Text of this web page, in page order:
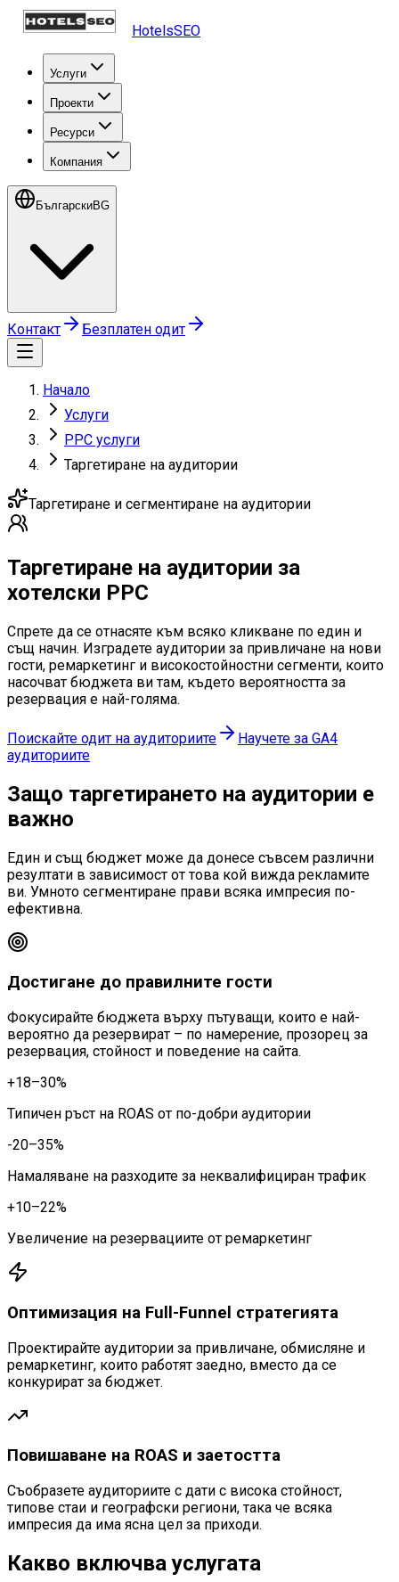
HotelsSEO
Услуги
Проекти
Ресурси
Компания
БългарскиBG
Контакт Безплатен одит
Начало
Услуги
PPC услуги
Таргетиране на аудитории
Таргетиране и сегментиране на аудитории
Таргетиране на аудитории за
хотелски PPC
Спрете да се отнасяте към всяко кликване по един и
същ начин. Изградете аудитории за привличане на нови
гости, ремаркетинг и високостойностни сегменти, които
насочват бюджета ви там, където вероятността за
резервация е най-голяма.
Поискайте одит на аудиториите
Научете за GA4
аудиториите
Защо таргетирането на аудитории е
важно
Един и същ бюджет може да донесе съвсем различни
резултати в зависимост от това кой вижда рекламите
ви. Умното сегментиране прави всяка импресия по-
ефективна.
Достигане до правилните гости
Фокусирайте бюджета върху пътуващи, които е най-
вероятно да резервират – по намерение, прозорец за
резервация, стойност и поведение на сайта.
+18–30%
Типичен ръст на ROAS от по-добри аудитории
-20–35%
Намаляване на разходите за неквалифициран трафик
+10–22%
Увеличение на резервациите от ремаркетинг
Оптимизация на Full-Funnel стратегията
Проектирайте аудитории за привличане, обмисляне и
ремаркетинг, които работят заедно, вместо да се
конкурират за бюджет.
Повишаване на ROAS и заетостта
Съобразете аудиториите с дати с висока стойност,
типове стаи и географски региони, така че всяка
импресия да има ясна цел за приходи.
Какво включва услугата